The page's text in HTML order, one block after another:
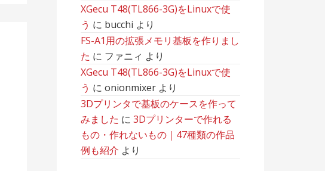
XGecu T48(TL866-3G)をLinuxで使
う に bucchi より
FS-A1用の拡張メモリ基板を作りまし
た に ファニィ より
XGecu T48(TL866-3G)をLinuxで使
う にonionmixer より
3Dプリンタで基板のケースを作って
みました に3Dプリンターで作れる
もの・作れないもの｜47種類の作品
例も紹介 より